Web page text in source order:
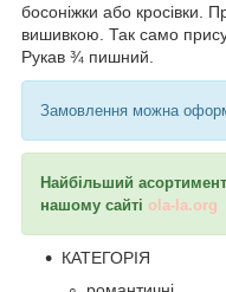
босоніжки або кросівки.
вишивкою. Так само
Рукав ¾ пишний.
Замовлення можна
Найбільший
нашому сайті ola-la.org
КАТЕГОРІЯ